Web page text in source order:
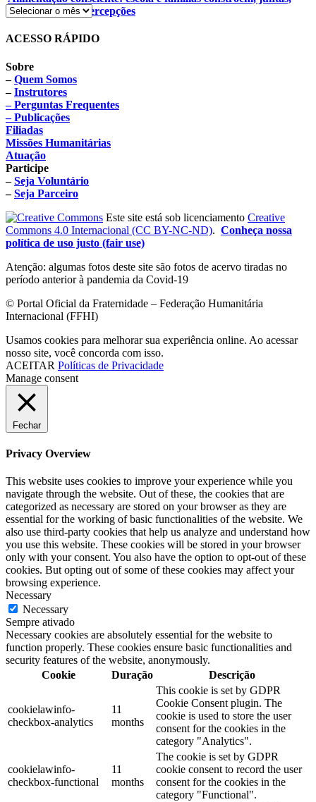
novos hábitos e percepções
ACESSO RÁPIDO
Sobre
–Quem Somos
–Instrutores
– Perguntas Frequentes
– Publicações
Filiadas
Missões Humanitárias
Atuação
Participe
–Seja Voluntário
–Seja Parceiro
Este site está sob licenciamento Creative
Commons 4.0 Internacional (CC BY-NC-ND). Conheça nossa
política de uso justo (fair use)
Atenção: algumas fotos deste site são fotos de acervo tiradas no
período anterior à pandemia da Covid-19
© Portal Oficial da Fraternidade – Federação Humanitária
Internacional (FFHI)
Usamos cookies para melhorar sua experiência online. Ao acessar
nosso site, você concorda com isso.
ACEITAR Políticas de Privacidade
Manage consent
Fechar
Privacy Overview
This website uses cookies to improve your experience while you
navigate through the website. Out of these, the cookies that are
categorized as necessary are stored on your browser as they are
essential for the working of basic functionalities of the website. We
also use third-party cookies that help us analyze and understand how
you use this website. These cookies will be stored in your browser
only with your consent. You also have the option to opt-out of these
cookies. But opting out of some of these cookies may affect your
browsing experience.
Necessary
Necessary
Sempre ativado
Necessary cookies are absolutely essential for the website to
function properly. These cookies ensure basic functionalities and
security features of the website, anonymously.
Cookie
Duração Descrição
cookielawinfo-
checkbox-analytics
11
months
This cookie is set by GDPR
Cookie Consent plugin. The
cookie is used to store the user
consent for the cookies in the
category "Analytics".
cookielawinfo-
checkbox-functional
11
months
The cookie is set by GDPR
cookie consent to record the user
consent for the cookies in the
category "Functional".